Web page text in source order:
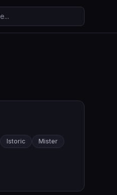
Istoric
Mister